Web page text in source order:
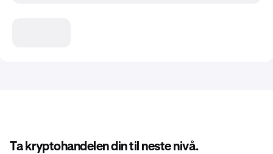
Ta kryptohandelen din til neste nivå.